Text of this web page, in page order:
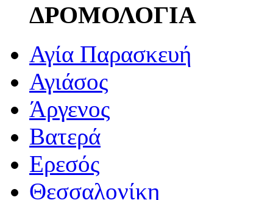
ΔΡΟΜΟΛΟΓΙΑ
Αγία Παρασκευή
Αγιάσος
Άργενος
Βατερά
Ερεσός
Θεσσαλονίκη